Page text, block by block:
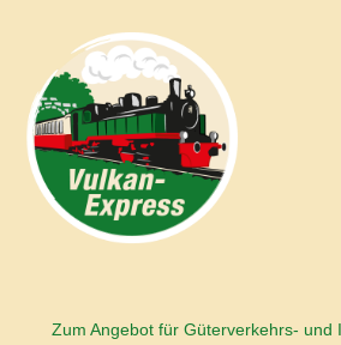
Zum Angebot für Güterverkehrs- und